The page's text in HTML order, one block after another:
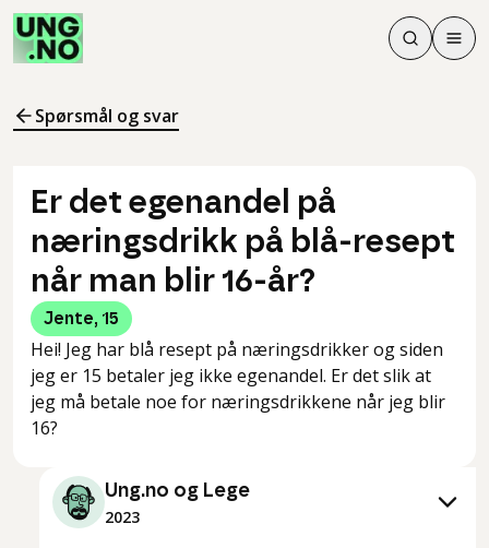
Søk
Søk
Meny
Spørsmål og svar
Er det egenandel på
næringsdrikk på blå-resept
når man blir 16-år?
Jente, 15
Hei! Jeg har blå resept på næringsdrikker og siden
jeg er 15 betaler jeg ikke egenandel. Er det slik at
jeg må betale noe for næringsdrikkene når jeg blir
16?
Ung.no og Lege
2023